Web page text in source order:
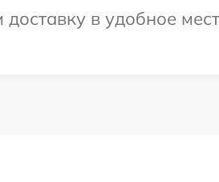
в удобное